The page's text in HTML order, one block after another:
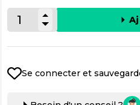
Se connecter et